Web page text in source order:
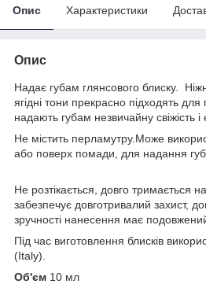
Опис Характеристики
Опис
Надає губам глянсового блиску.
ягідні тони прекрасно підходять
надають губам незвичайну свіжість і
Не містить перламутру.Може
або поверх помади, для надання
Не розтікається, довго тримається
забезпечує довготривалий захист,
зручності нанесення має
Під час виготовлення блисків
(Italy).
Об'єм 10 мл